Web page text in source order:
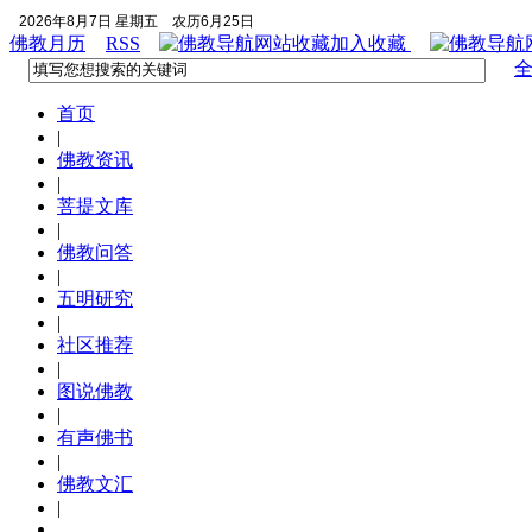
2026年8月7日 星期五 农历6月25日
佛教月历 RSS 加入收藏
首页
|
佛教资讯
|
菩提文库
|
佛教问答
|
五明研究
|
社区推荐
|
图说佛教
|
有声佛书
|
佛教文汇
|